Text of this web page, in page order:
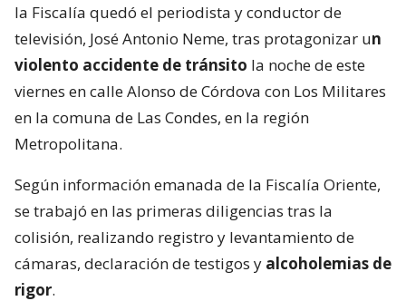
la Fiscalía quedó el periodista y conductor de
televisión, José Antonio Neme, tras protagonizar un
violento accidente de tránsito la noche de este
viernes en calle Alonso de Córdova con Los Militares
en la comuna de Las Condes, en la región
Metropolitana.
Según información emanada de la Fiscalía Oriente,
se trabajó en las primeras diligencias tras la
colisión, realizando registro y levantamiento de
cámaras, declaración de testigos y alcoholemias de
rigor.